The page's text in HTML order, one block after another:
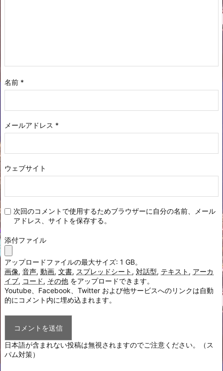
名前 *
メールアドレス *
ウェブサイト
次回のコメントで使用するためブラウザーに自分の名前、メール
アドレス、サイトを保存する。
添付ファイル
アップロードファイルの最大サイズ: 1 GB。
画像, 音声, 動画, 文書, スプレッドシート , 対話型, テキスト , アーカ
イブ, コード, その他 をアップロードできます。
Youtube、Facebook、Twitter および他サービスへのリンクは自動
的にコメント内に埋め込まれます。
日本語が含まれない投稿は無視されますのでご注意ください。（ス
パム対策）